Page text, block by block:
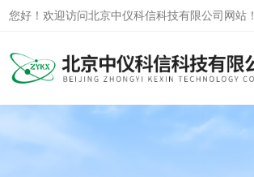
您好！欢迎访问北京中仪科信科技有限公司网站！